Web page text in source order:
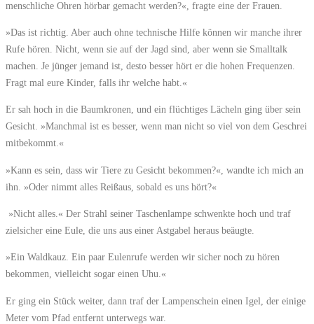
menschliche Ohren hörbar gemacht werden?«, fragte eine der Frauen.
»Das ist richtig. Aber auch ohne technische Hilfe können wir manche ihrer
Rufe hören. Nicht, wenn sie auf der Jagd sind, aber wenn sie Smalltalk
machen. Je jünger jemand ist, desto besser hört er die hohen Frequenzen.
Fragt mal eure Kinder, falls ihr welche habt.«
Er sah hoch in die Baumkronen, und ein flüchtiges Lächeln ging über sein
Gesicht. »Manchmal ist es besser, wenn man nicht so viel von dem Geschrei
mitbekommt.«
»Kann es sein, dass wir Tiere zu Gesicht bekommen?«, wandte ich mich an
ihn. »Oder nimmt alles Reißaus, sobald es uns hört?«
»Nicht alles.« Der Strahl seiner Taschenlampe schwenkte hoch und traf
zielsicher eine Eule, die uns aus einer Astgabel heraus beäugte.
»Ein Waldkauz. Ein paar Eulenrufe werden wir sicher noch zu hören
bekommen, vielleicht sogar einen Uhu.«
Er ging ein Stück weiter, dann traf der Lampenschein einen Igel, der einige
Meter vom Pfad entfernt unterwegs war.